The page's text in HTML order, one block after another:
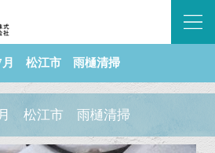
月 松江市 雨樋清掃
月 松江市 雨樋清掃